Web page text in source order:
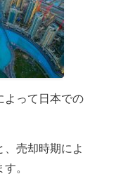
よって日本での
、売却時期によ
。